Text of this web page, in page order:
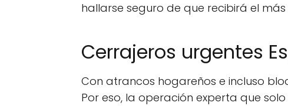
hallarse seguro de que recibirá el
Cerrajeros urgentes
Con atrancos hogareños e incluso
Por eso, la operación experta que solo